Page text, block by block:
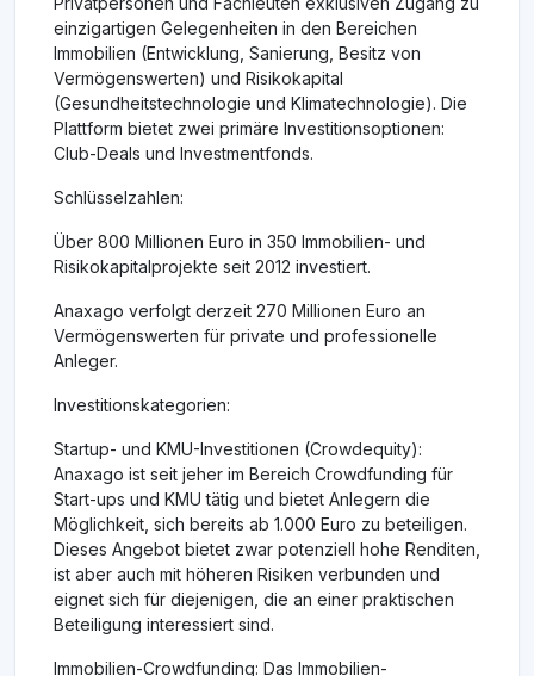
einzigartigen Gelegenheiten in den Bereichen
Immobilien (Entwicklung, Sanierung, Besitz von
Vermögenswerten) und Risikokapital
(Gesundheitstechnologie und Klimatechnologie). Die
Plattform bietet zwei primäre Investitionsoptionen:
Club-Deals und Investmentfonds.
Schlüsselzahlen:
Über 800 Millionen Euro in 350 Immobilien- und
Risikokapitalprojekte seit 2012 investiert.
Anaxago verfolgt derzeit 270 Millionen Euro an
Vermögenswerten für private und professionelle
Anleger.
Investitionskategorien:
Startup- und KMU-Investitionen (Crowdequity):
Anaxago ist seit jeher im Bereich Crowdfunding für
Start-ups und KMU tätig und bietet Anlegern die
Möglichkeit, sich bereits ab 1.000 Euro zu beteiligen.
Dieses Angebot bietet zwar potenziell hohe Renditen,
ist aber auch mit höheren Risiken verbunden und
eignet sich für diejenigen, die an einer praktischen
Beteiligung interessiert sind.
Immobilien-Crowdfunding: Das Immobilien-